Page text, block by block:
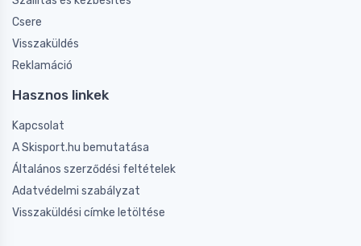
Csere
Visszaküldés
Reklamáció
Hasznos linkek
Kapcsolat
A Skisport.hu bemutatása
Általános szerződési feltételek
Adatvédelmi szabályzat
Visszaküldési címke letöltése